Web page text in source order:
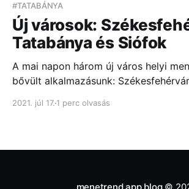
#TATABÁNYA
Új városok:
Tatabánya és Siófok
A mai napon három új város helyi
bővült alkalmazásunk:
fejlesztéssel már 14-re nőtt, amelyek
2021. júl 17. 1 perc olvasás